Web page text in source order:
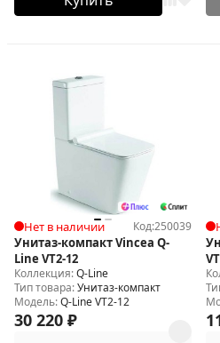
Нет в наличии Код:250039
Унитаз-компакт Vincea Q-
Line VT2-12
Коллекция:Q-Line
Тип товара:Унитаз-компакт
Модель:Q-Line VT2-12
30 220 ₽